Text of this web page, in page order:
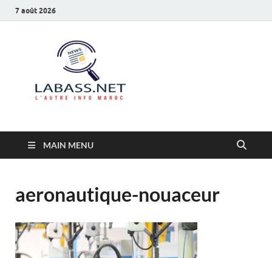
7 août 2026
MAIN MENU
aeronautique-nouaceur